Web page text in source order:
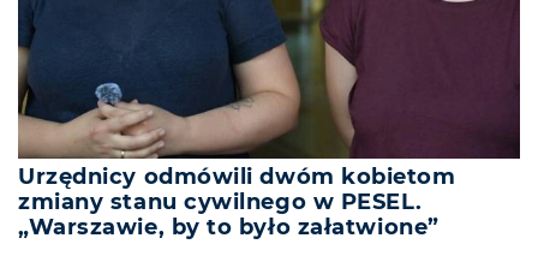
Urzędnicy odmówili dwóm kobietom
zmiany stanu cywilnego w PESEL.
„Warszawie, by to było załatwione”